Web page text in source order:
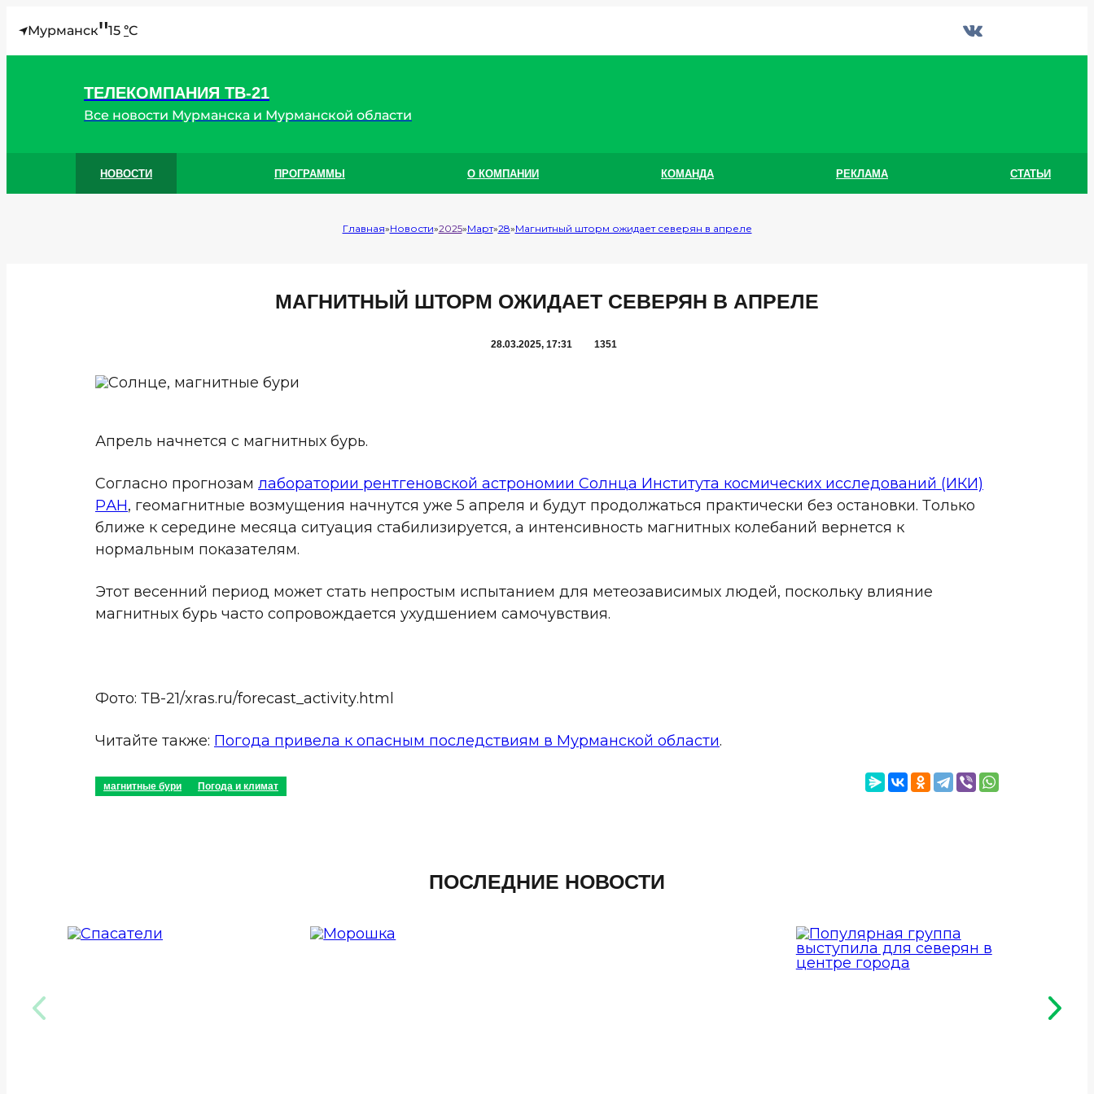
Мурманск"15 °C
ТЕЛЕКОМПАНИЯ ТВ-21
Все новости Мурманска и Мурманской области
НОВОСТИ ПРОГРАММЫ О КОМПАНИИ КОМАНДА РЕКЛАМА СТАТЬИ
Главная Новости 2025 Март 28 Магнитный шторм ожидает северян в апреле
МАГНИТНЫЙ ШТОРМ ОЖИДАЕТ СЕВЕРЯН В АПРЕЛЕ
28.03.2025, 17:31 1351
Апрель начнется с магнитных бурь.
Согласно прогнозам лаборатории рентгеновской астрономии Солнца Института космических исследований (ИКИ)
РАН, геомагнитные возмущения начнутся уже 5 апреля и будут продолжаться практически без остановки. Только
ближе к середине месяца ситуация стабилизируется, а интенсивность магнитных колебаний вернется к
нормальным показателям.
Этот весенний период может стать непростым испытанием для метеозависимых людей, поскольку влияние
магнитных бурь часто сопровождается ухудшением самочувствия.
Фото: ТВ-21/xras.ru/forecast_activity.html
Читайте также: Погода привела к опасным последствиям в Мурманской области.
магнитные бури Погода и климат
ПОСЛЕДНИЕ НОВОСТИ